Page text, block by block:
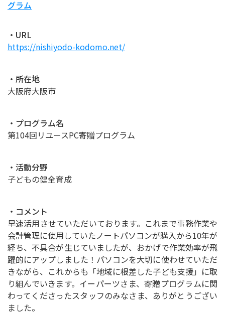
グラム
・URL
https://nishiyodo-kodomo.net/
・所在地
大阪府大阪市
・プログラム名
第104回リユースPC寄贈プログラム
・活動分野
子どもの健全育成
・コメント
早速活用させていただいております。これまで事務作業や
会計管理に使用していたノートパソコンが購入から10年が
経ち、不具合が生じていましたが、おかげで作業効率が飛
躍的にアップしました！パソコンを大切に使わせていただ
きながら、これからも「地域に根差した子ども支援」に取
り組んでいきます。イーパーツさま、寄贈プログラムに関
わってくださったスタッフのみなさま、ありがとうござい
ました。